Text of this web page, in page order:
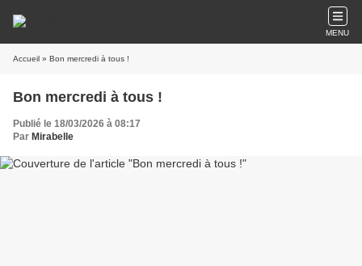
MENU
Accueil » Bon mercredi à tous !
Bon mercredi à tous !
Publié le 18/03/2026 à 08:17
Par Mirabelle